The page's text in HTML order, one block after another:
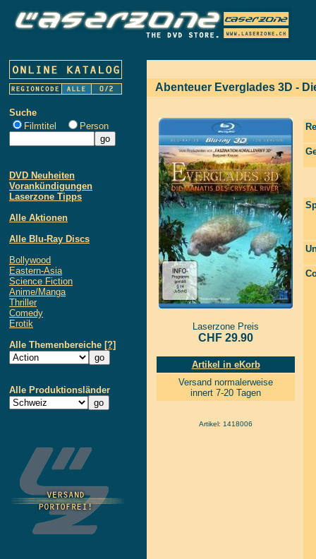
Suche
Filmtitel
Person
DVD Neuheiten
Vorankündigungen
Laserzone Tipps
Alle Aktionen
Alle Blu-Ray Discs
Bollywood
Eastern-Asia
Science Fiction
Anime/Manga
Thriller
Comedy
Erotik
Alle Themenbereiche [?]
Alle Produktionsländer
Abenteuer Everglades 3D -
Laserzone Preis
CHF 29.90
Artikel in eKorb
Versand normalerweise
innert 7-20 Tagen
Artikel: 1418006